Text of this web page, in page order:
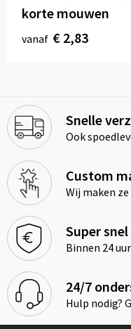
korte mouwen
vanaf € 2,83
Snelle
Ook
Custom
Wij maken
Super
Binnen 24 uur
24/7
Hulp nodig?